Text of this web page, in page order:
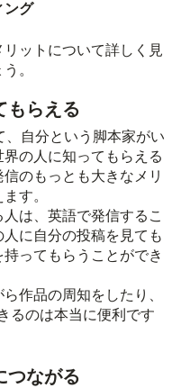
ング
リットについて詳しく見
。
もらえる
、自分という脚本家がい
界の人に知ってもらえる
のもっとも大きなメリ
す。
は、英語で発信するこ
人に自分の投稿を見ても
持ってもらうことができ
作品の周知をしたり、
るのは本当に便利です
つながる